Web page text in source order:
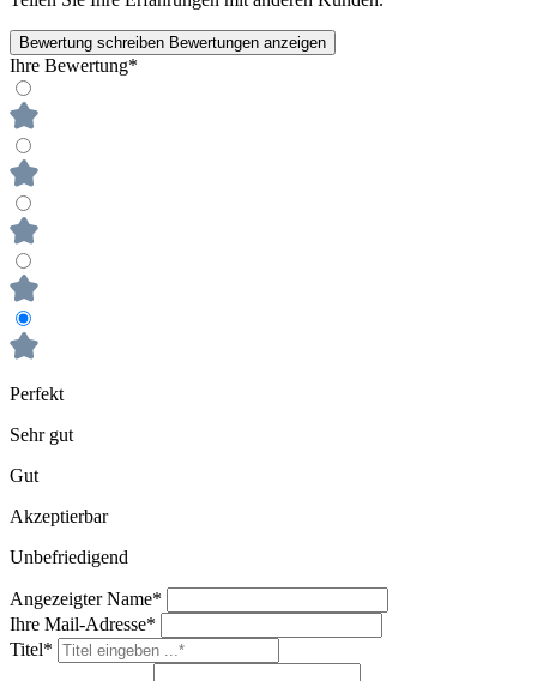
Bewertung schreiben Bewertungen anzeigen
Ihre Bewertung*
Perfekt
Sehr gut
Gut
Akzeptierbar
Unbefriedigend
Angezeigter Name*
Ihre Mail-Adresse*
Titel*